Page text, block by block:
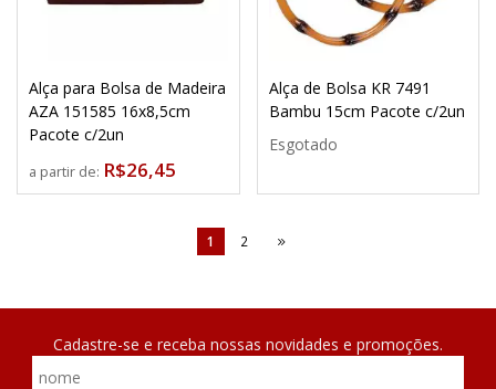
Alça para Bolsa de Madeira
AZA 151585 16x8,5cm
Pacote c/2un
a partir de: R$26,45
Alça de Bolsa KR 7491
Bambu 15cm Pacote c/2un
Esgotado
1 2
Cadastre-se e receba nossas novidades e promoções.